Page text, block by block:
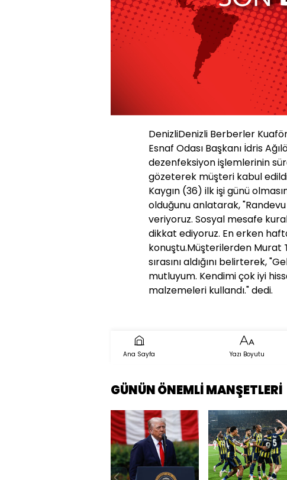
DenizliDenizli Berberler
Esnaf Odası Başkanı İdris
dezenfeksiyon işlemlerinin
gözeterek müşteri kabul
Kaygın (36) ilk işi günü
olduğunu anlatarak,
veriyoruz. Sosyal mesafe
dikkat ediyoruz. En erken
konuştu.Müşterilerden Murat
sırasını aldığını belirterek,
mutluyum. Kendimi çok iyi
malzemeleri kullandı." dedi.
Ana Sayfa Yazı Boyutu
GÜNÜN ÖNEMLİ MANŞETLERİ